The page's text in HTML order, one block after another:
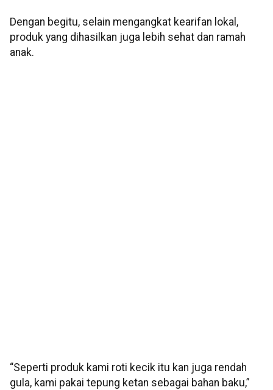
Dengan begitu, selain mengangkat kearifan lokal,
produk yang dihasilkan juga lebih sehat dan ramah
anak.
“Seperti produk kami roti kecik itu kan juga rendah
gula, kami pakai tepung ketan sebagai bahan baku,”